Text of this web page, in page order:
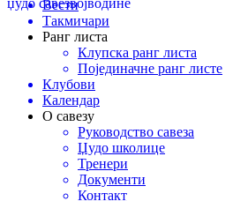
џудо савезвојводине
Вести
Такмичари
Ранг листа
Клупска ранг листа
Појединачне ранг листе
Клубови
Календар
О савезу
Руководство савеза
Џудо школице
Тренери
Документи
Контакт